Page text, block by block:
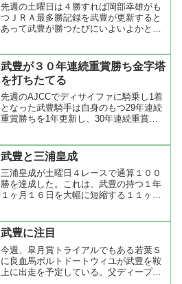
先週の土曜日は４勝すれば岡部幸雄がも
つＪＲＡ最多勝記録を武豊が更新すると
あって武豊が勝つたびにいよいよかとい
トラベルシチーで先手を取ってそのまま
の逃げ切り。そして、１２...
武豊が３０年連続重賞勝ち金字塔
を打ちたてる
先週のAJCCでディサイファに騎乗し1着
となった武豊騎手は自身のもつ29年連続
重賞勝ちを1年更新し、30年連続重賞勝
る怪我や不振な時期もあったが30年間乗
り続けて重賞...
武豊と三浦皇成
三浦皇成が土曜日４レースで通算１００
勝を達成した。これは、武豊の持つ１年
１ヶ月１６日を大幅に短縮する１１ヶ月
と武豊のもつ最速達成記録を塗り替える
可能性を持っているが、内...
武豊に注目
今週、皐月賞トライアルでもある若葉Ｓ
に良血馬ポルトドートウィユが武豊を鞍
上に出走を予定している。父ディープイ